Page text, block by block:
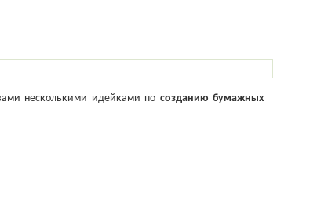
несколькими идейками по созданию бумажных